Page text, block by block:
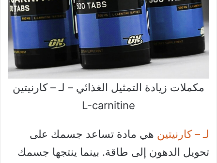
مكملات زيادة التمثيل الغذائي – لـ – كارنيتين
L-carnitine
لـ – كارنيتين هي مادة تساعد جسمك على
تحويل الدهون إلى طاقة. بينما ينتجها جسمك